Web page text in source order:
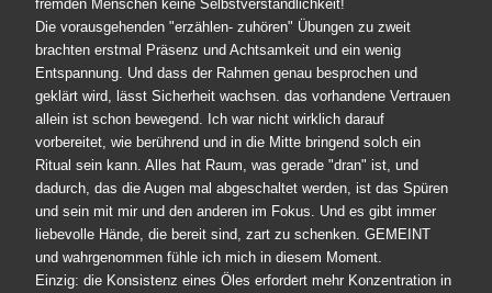
fremden Menschen keine Selbstverständlichkeit!
Die vorausgehenden "erzählen- zuhören" Übungen zu zweit
brachten erstmal Präsenz und Achtsamkeit und ein wenig
Entspannung. Und dass der Rahmen genau besprochen und
geklärt wird, lässt Sicherheit wachsen. das vorhandene Vertrauen
allein ist schon bewegend. Ich war nicht wirklich darauf
vorbereitet, wie berührend und in die Mitte bringend solch ein
Ritual sein kann. Alles hat Raum, was gerade "dran" ist, und
dadurch, das die Augen mal abgeschaltet werden, ist das Spüren
und sein mit mir und den anderen im Fokus. Und es gibt immer
liebevolle Hände, die bereit sind, zart zu schenken. GEMEINT
und wahrgenommen fühle ich mich in diesem Moment.
Einzig: die Konsistenz eines Öles erfordert mehr Konzentration in